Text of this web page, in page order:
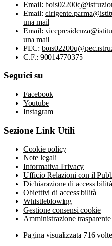
Email:
Email:
una mail
Email:
una mail
PEC:
C.F.: 90014770375
Seguici su
Facebook
Youtube
Instagram
Sezione Link Utili
Cookie policy
Note legali
Informativa Privacy
Ufficio Relazioni con il
Dichiarazione di accessibilità
Obiettivi di accessibilità
Whistleblowing
Gestione consensi cookie
Amministrazione trasparente
Pagina visualizzata 716 volte